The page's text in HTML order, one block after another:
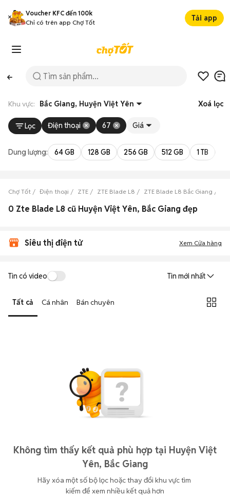
Voucher KFC đến 100k
Chỉ có trên app Chợ Tốt
Tải app
Khu vực: Bắc Giang, Huyện Việt Yên Xoá lọc
Lọc Điện thoại 67 Giá
Dung lượng: 64 GB 128 GB 256 GB 512 GB 1 TB
Chợ Tốt Điện thoại ZTE ZTE Blade L8 ZTE Blade L8 Bắc Giang
0 Zte Blade L8 cũ Huyện Việt Yên, Bắc Giang đẹp
Siêu thị điện tử Xem Cửa hàng
Tin có video Tin mới nhất
Tất cả Cá nhân Bán chuyên
Không tìm thấy kết quả phù hợp tại Huyện Việt
Yên, Bắc Giang
Hãy xóa một số bộ lọc hoặc thay đổi khu vực tìm
kiếm để xem nhiều kết quả hơn